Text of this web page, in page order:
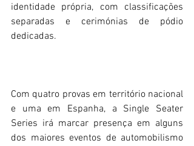
identidade própria, com classificações
separadas e cerimónias de pódio
dedicadas.
Com quatro provas em território nacional
e uma em Espanha, a Single Seater
Series irá marcar presença em alguns
dos maiores eventos de automobilismo